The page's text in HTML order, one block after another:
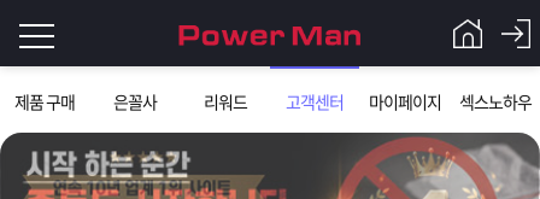
제품 구매 은꼴사 리워드 고객센터 마이페이지 섹스노하우
그
인
로